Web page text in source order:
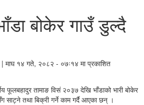
बोकेर गाउँ डुल्दै
| माघ १४ गते, २०८२ - ०७ः१४ मा प्रकाशित
फूलबहादुर तामाङ विसं २०३७ देखि भाँडाको भारी बोकेर
साट्ने तथा बिक्री गर्ने काम गर्दै आएका छन् ।